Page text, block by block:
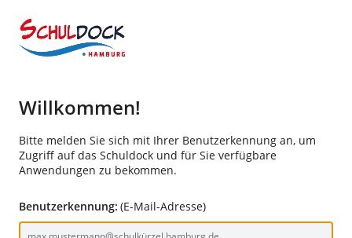
Willkommen!
Bitte melden Sie sich mit Ihrer Benutzerkennung an, um
Zugriff auf das Schuldock und für Sie verfügbare
Anwendungen zu bekommen.
Benutzerkennung: (E-Mail-Adresse)